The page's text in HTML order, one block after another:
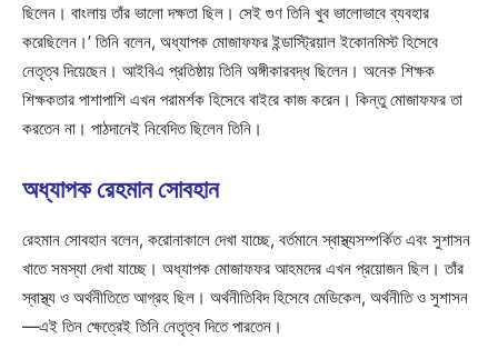
ছিলেন। বাংলায় তাঁর ভালো দক্ষতা ছিল। সেই গুণ তিনি খুব ভালোভাবে ব্যবহার
করেছিলেন।’ তিনি বলেন, অধ্যাপক মোজাফফর ইন্ডাস্ট্রিয়াল ইকোনমিস্ট হিসেবে
নেতৃত্ব দিয়েছেন। আইবিএ প্রতিষ্ঠায় তিনি অঙ্গীকারবদ্ধ ছিলেন। অনেক শিক্ষক
শিক্ষকতার পাশাপাশি এখন পরামর্শক হিসেবে বাইরে কাজ করেন। কিন্তু মোজাফফর তা
করতেন না। পাঠদানেই নিবেদিত ছিলেন তিনি।
অধ্যাপক রেহমান সোবহান
রেহমান সোবহান বলেন, করোনাকালে দেখা যাচ্ছে, বর্তমানে স্বাস্থ্যসম্পর্কিত এবং সুশাসন
খাতে সমস্যা দেখা যাচ্ছে। অধ্যাপক মোজাফফর আহমদের এখন প্রয়োজন ছিল। তাঁর
স্বাস্থ্য ও অর্থনীতিতে আগ্রহ ছিল। অর্থনীতিবিদ হিসেবে মেডিকেল, অর্থনীতি ও সুশাসন
—এই তিন ক্ষেত্রেই তিনি নেতৃত্ব দিতে পারতেন।